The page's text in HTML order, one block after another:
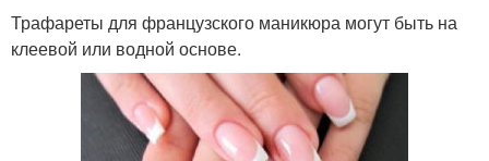
Трафареты для французского маникюра могут быть на
клеевой или водной основе.